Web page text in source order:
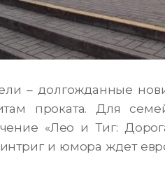
– долгожданные
проката. Для
«Лео и Тиг:
и юмора ждет